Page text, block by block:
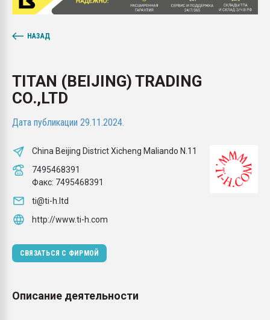
Помощь в подборе
первый план в
пластмасс
ПЕРЕЙТИ НА
НАЗАД
TITAN (BEIJING) TRADING
CO.,LTD
Дата публикации 29.11.2024.
China Beijing District Xicheng Maliando N.11
7495468391
Факс: 7495468391
ti@ti-h.ltd
http://www.ti-h.com
СВЯЗАТЬСЯ С ФИРМОЙ
Описание деятельности